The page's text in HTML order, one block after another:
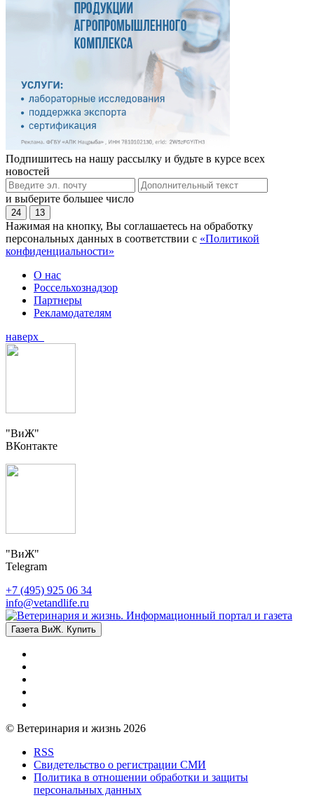
Подпишитесь на нашу рассылку и будьте в курсе всех
новостей
и выберите большее число
24 13
Нажимая на кнопку, Вы соглашаетесь на обработку
персональных данных в соответствии с «Политикой
конфиденциальности»
О нас
Россельхознадзор
Партнеры
Рекламодателям
наверх
"ВиЖ"
ВКонтакте
"ВиЖ"
Telegram
+7 (495) 925 06 34
info@vetandlife.ru
Газета ВиЖ. Купить
© Ветеринария и жизнь 2026
RSS
Свидетельство о регистрации СМИ
Политика в отношении обработки и защиты
персональных данных